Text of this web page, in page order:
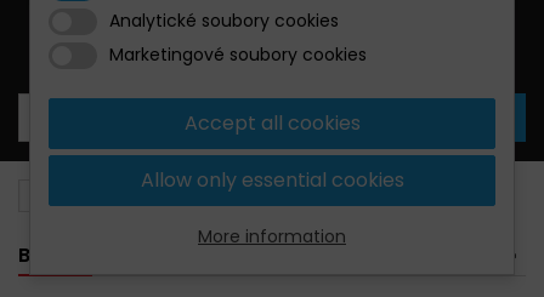
Your cart:0 Products
Aprilia
BANNER
Analytické soubory cookies
Marketingové soubory cookies
Accept all cookies
Allow only essential cookies
More information